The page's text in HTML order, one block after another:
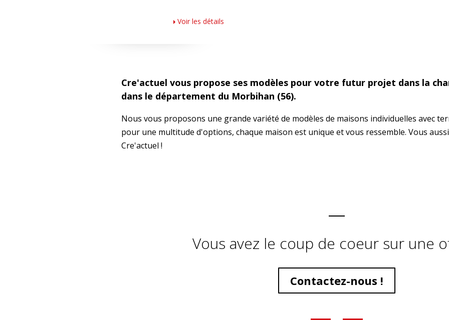
Voir les détails
Cre'actuel vous propose ses modèles pour votre futur projet dans la
dans le département du Morbihan (56).
Nous vous proposons une grande variété de modèles de maisons individuelles avec
pour une multitude d'options, chaque maison est unique et vous ressemble. Vous
Cre'actuel !
Vous avez le coup de coeur sur une
Contactez-nous !